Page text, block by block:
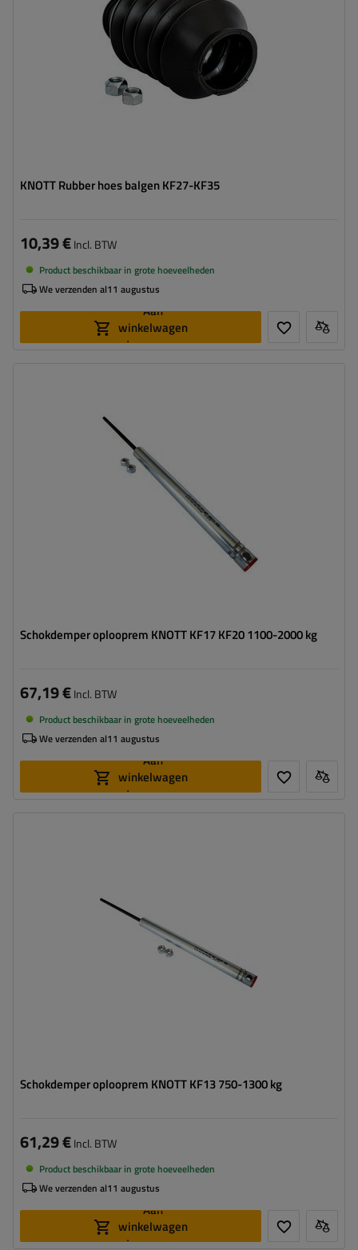
KNOTT Rubber hoes balgen KF27-KF35
10,39 €Incl. BTW
Product beschikbaar in grote hoeveelheden
We verzenden al11 augustus
Aan
winkelwagen
toevoegen
Schokdemper oplooprem KNOTT KF17 KF20 1100-2000 kg
67,19 €Incl. BTW
Product beschikbaar in grote hoeveelheden
We verzenden al11 augustus
Aan
winkelwagen
toevoegen
Schokdemper oplooprem KNOTT KF13 750-1300 kg
61,29 €Incl. BTW
Product beschikbaar in grote hoeveelheden
We verzenden al11 augustus
Aan
winkelwagen
toevoegen